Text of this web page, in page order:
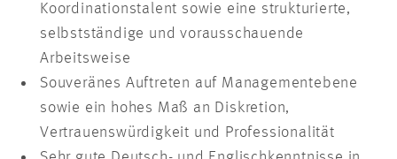
Koordinationstalent sowie eine strukturierte,
selbstständige und vorausschauende
Arbeitsweise
Souveränes Auftreten auf Managementebene
sowie ein hohes Maß an Diskretion,
Vertrauenswürdigkeit und Professionalität